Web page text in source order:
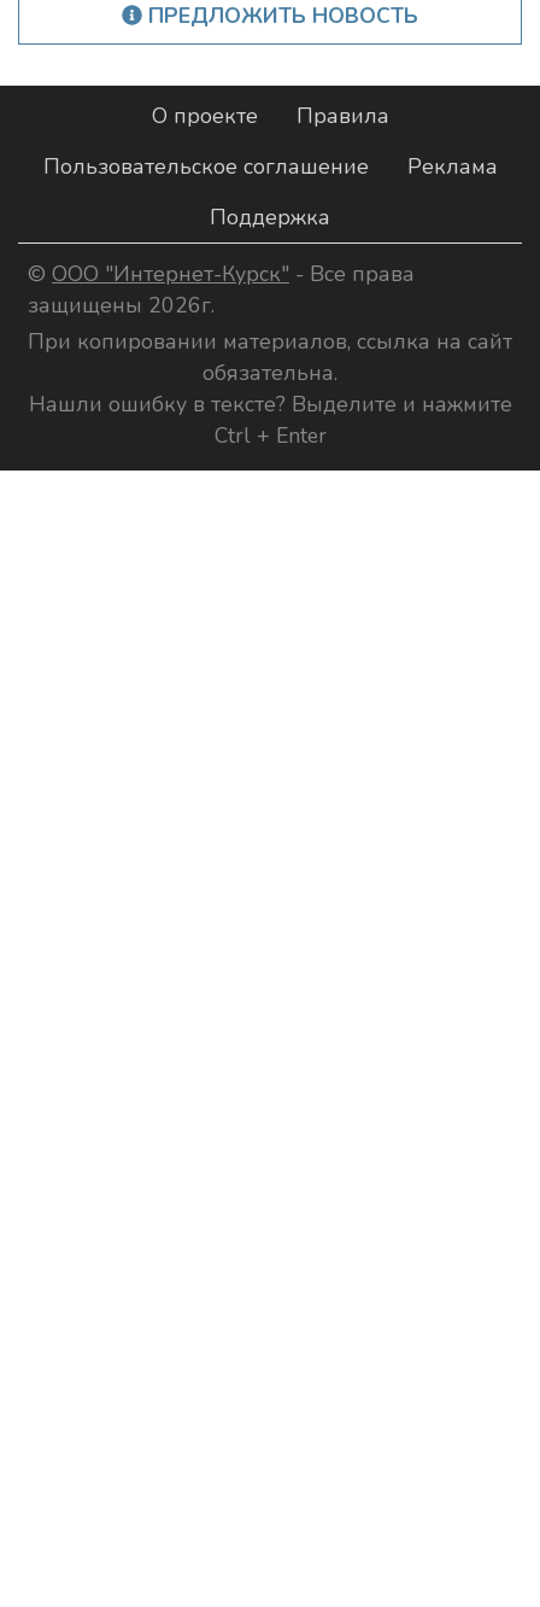
ПРЕДЛОЖИТЬ НОВОСТЬ
О проекте
Правила
Пользовательское соглашение
Реклама
Поддержка
© ООО "Интернет-Курск" - Все права
защищены 2026г.
При копировании материалов, ссылка на сайт
обязательна.
Нашли ошибку в тексте? Выделите и нажмите
Ctrl + Enter